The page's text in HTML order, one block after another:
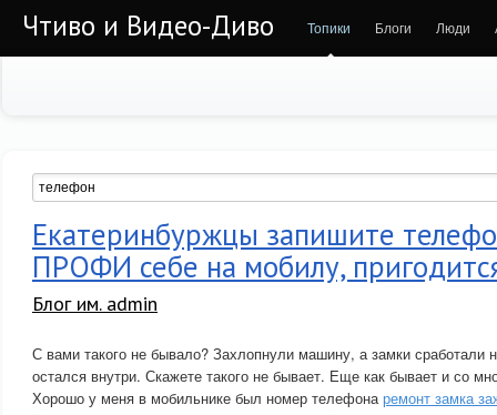
Чтиво и Видео-Диво Топики Блоги Люди
Екатеринбуржцы запишите
ПРОФИ себе на мобилу,
Блог им. admin
С вами такого не бывало? Захлопнули машину, а замки сработали
остался внутри. Скажете такого не бывает. Еще как бывает и со
Хорошо у меня в мобильнике был номер телефонаремонт замка